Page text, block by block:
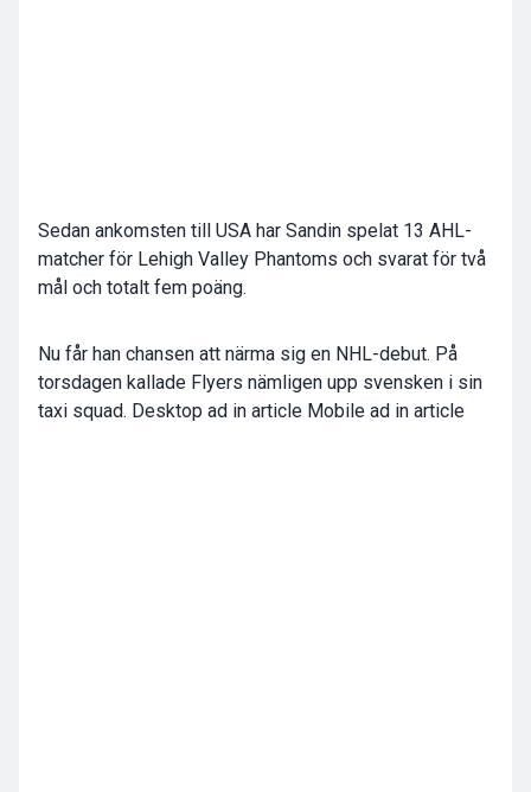
Sedan ankomsten till USA har Sandin spelat 13 AHL-
matcher för Lehigh Valley Phantoms och svarat för två
mål och totalt fem poäng.
Nu får han chansen att närma sig en NHL-debut. På
torsdagen kallade Flyers nämligen upp svensken i sin
taxi squad. Desktop ad in article Mobile ad in article